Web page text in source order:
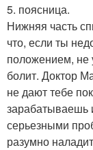
5. поясница.
Нижняя часть
что, если ты
положением, не
болит. Доктор
не дают тебе
зарабатываешь
серьезными
разумно